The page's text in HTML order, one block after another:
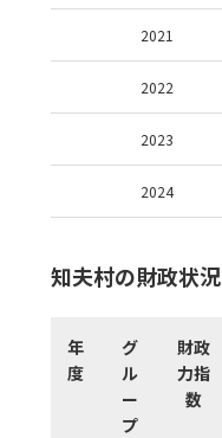
2021
2022
2023
2024
知夫村の財政状況
年
度
グ
ル
ー
プ
財政
力指
数